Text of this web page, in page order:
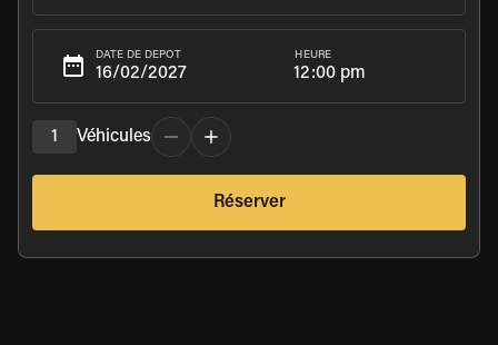
DATE DE DÉPÔT HEURE
12:00 pm
1 Véhicules
Réserver